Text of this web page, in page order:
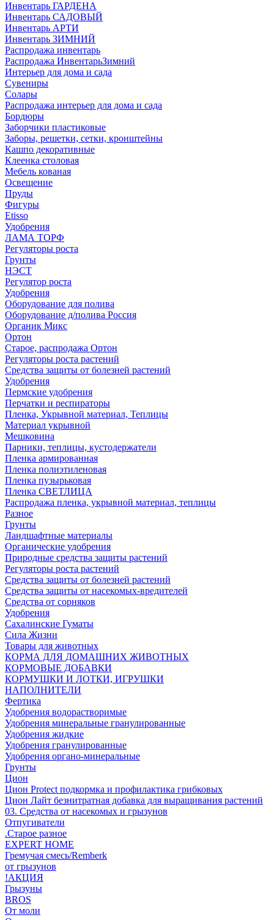
Инвентарь ГАРДЕНА
Инвентарь САДОВЫЙ
Инвентарь АРТИ
Инвентарь ЗИМНИЙ
Распродажа инвентарь
Распродажа ИнвентарьЗимний
Интерьер для дома и сада
Сувениры
Солары
Распродажа интерьер для дома и сада
Бордюры
Заборчики пластиковые
Заборы, решетки, сетки, кронштейны
Кашпо декоративные
Клеенка столовая
Мебель кованая
Освещение
Пруды
Фигуры
Etisso
Удобрения
ЛАМА ТОРФ
Регуляторы роста
Грунты
НЭСТ
Регулятор роста
Удобрения
Оборудование для полива
Оборудование д/полива Россия
Органик Микс
Ортон
Старое, распродажа Ортон
Регуляторы роста растений
Средства защиты от болезней растений
Удобрения
Пермские удобрения
Перчатки и респираторы
Пленка, Укрывной материал, Теплицы
Материал укрывной
Мешковина
Парники, теплицы, кустодержатели
Пленка армированная
Пленка полиэтиленовая
Пленка пузырьковая
Пленка СВЕТЛИЦА
Распродажа пленка, укрывной материал, теплицы
Разное
Грунты
Ландшафтные материалы
Органические удобрения
Природные средства защиты растений
Регуляторы роста растений
Средства защиты от болезней растений
Средства защиты от насекомых-вредителей
Средства от сорняков
Удобрения
Сахалинские Гуматы
Сила Жизни
Товары для животных
КОРМА ДЛЯ ДОМАШНИХ ЖИВОТНЫХ
КОРМОВЫЕ ДОБАВКИ
КОРМУШКИ И ЛОТКИ, ИГРУШКИ
НАПОЛНИТЕЛИ
Фертика
Удобрения водорастворимые
Удобрения минеральные гранулированные
Удобрения жидкие
Удобрения гранулированные
Удобрения органо-минеральные
Грунты
Цион
Цион Protect подкормка и профилактика грибковых
Цион Лайт безнитратная добавка для выращивания растений
03. Средства от насекомых и грызунов
Отпугиватели
.Старое разное
EXPERT HOME
Гремучая смесь/Remberk
от грызунов
!АКЦИЯ
Грызуны
BROS
От моли